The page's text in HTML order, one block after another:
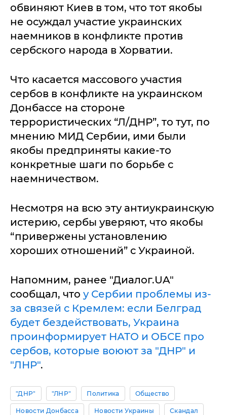
обвиняют Киев в том, что тот якобы
не осуждал участие украинских
наемников в конфликте против
сербского народа в Хорватии.
Что касается массового участия
сербов в конфликте на украинском
Донбассе на стороне
террористических “Л/ДНР”, то тут, по
мнению МИД Сербии, ими были
якобы предприняты какие-то
конкретные шаги по борьбе с
наемничеством.
Несмотря на всю эту антиукраинскую
истерию, сербы уверяют, что якобы
“привержены установлению
хороших отношений” с Украиной.
Напомним, ранее "Диалог.UA"
сообщал, что у Сербии проблемы из-
за связей с Кремлем: если Белград
будет бездействовать, Украина
проинформирует НАТО и ОБСЕ про
сербов, которые воюют за "ДНР" и
"ЛНР".
"ДНР" "ЛНР" Политика Общество
Новости Донбасса Новости Украины Скандал